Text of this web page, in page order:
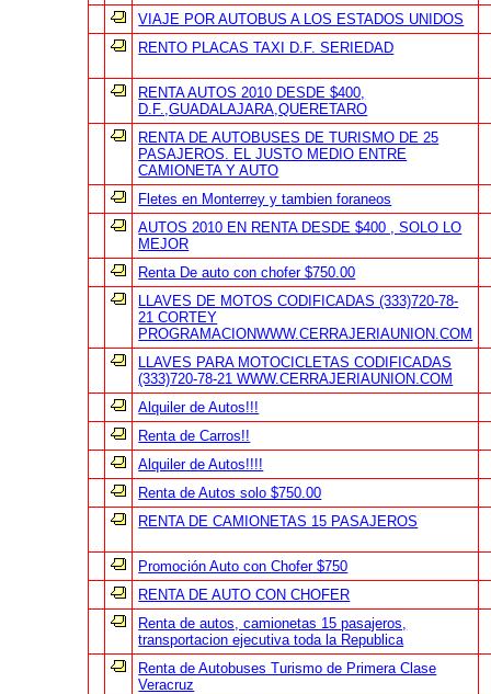
VIAJE POR AUTOBUS A LOS ESTADOS UNIDOS
RENTO PLACAS TAXI D.F. SERIEDAD
RENTA AUTOS 2010 DESDE $400,
D.F.,GUADALAJARA,QUERETARO
RENTA DE AUTOBUSES DE TURISMO DE 25
PASAJEROS. EL JUSTO MEDIO ENTRE
CAMIONETA Y AUTO
Fletes en Monterrey y tambien foraneos
AUTOS 2010 EN RENTA DESDE $400 , SOLO LO
MEJOR
Renta De auto con chofer $750.00
LLAVES DE MOTOS CODIFICADAS (333)720-78-
21 CORTEY
PROGRAMACIONWWW.CERRAJERIAUNION.COM
LLAVES PARA MOTOCICLETAS CODIFICADAS
(333)720-78-21 WWW.CERRAJERIAUNION.COM
Alquiler de Autos!!!
Renta de Carros!!
Alquiler de Autos!!!!
Renta de Autos solo $750.00
RENTA DE CAMIONETAS 15 PASAJEROS
Promoción Auto con Chofer $750
RENTA DE AUTO CON CHOFER
Renta de autos, camionetas 15 pasajeros,
transportacion ejecutiva toda la Republica
Renta de Autobuses Turismo de Primera Clase
Veracruz